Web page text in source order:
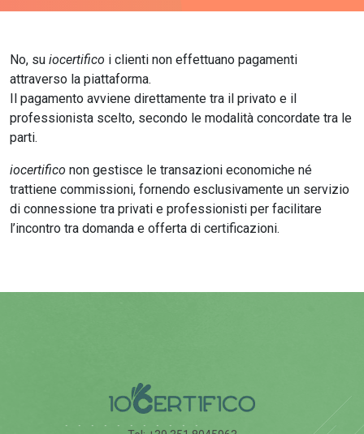
No, su iocertifico i clienti non effettuano pagamenti
attraverso la piattaforma.
Il pagamento avviene direttamente tra il privato e il
professionista scelto, secondo le modalità concordate tra le
parti.
iocertifico non gestisce le transazioni economiche né
trattiene commissioni, fornendo esclusivamente un servizio
di connessione tra privati e professionisti per facilitare
l’incontro tra domanda e offerta di certificazioni.